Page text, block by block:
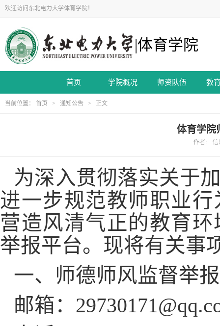
欢迎访问东北电力大学体育学院！
|体育学院
首页 学院概况 师资队伍 教
当前位置： 首页 > 通知公告 > 正文
体育学院
作者: 信
为深入贯彻落实关于
进一步规范教师职业
营造风清气正的教育
举报平台。现将有关事
一、师德师风监督举
邮箱：